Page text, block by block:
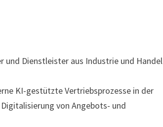
Dienstleister aus Industrie und Handel
KI-gestützte Vertriebsprozesse in der
von Angebots- und